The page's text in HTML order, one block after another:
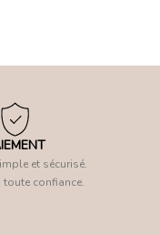
et sécurisé.
toute confiance.